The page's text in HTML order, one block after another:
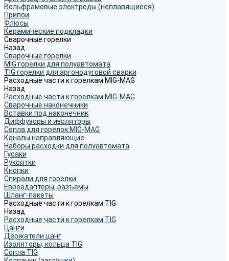
Вольфрамовые электроды (неплавящиеся)
Припои
Флюсы
Керамические подкладки
Сварочные горелки
Назад
Сварочные горелки
MIG горелки для полуавтомата
TIG горелки для аргонодуговой сварки
Расходные части к горелкам MIG-MAG
Назад
Расходные части к горелкам MIG-MAG
Сварочные наконечники
Вставки под наконечник
Диффузоры и изоляторы
Сопла для горелок MIG-MAG
Каналы направляющие
Наборы расходки для полуавтомата
Гусаки
Рукоятки
Кнопки
Спирали для горелки
Евроадаптеры, разъёмы
Шланг-пакеты
Расходные части к горелкам TIG
Назад
Расходные части к горелкам TIG
Цанги
Держатели цанг
Изоляторы, кольца TIG
Сопла TIG